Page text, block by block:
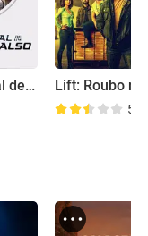
A História Real de um Assassino Falso
5.4